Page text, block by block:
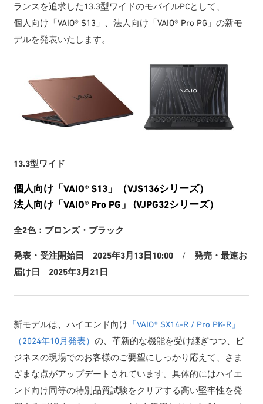
ランスを追求した13.3型ワイドのモバイルPCとして、
個人向け「VAIO® S13」、法人向け「VAIO® Pro PG」の新モ
デルを発表いたします。
13.3型ワイド
個人向け「VAIO® S13」（VJS136シリーズ）
法人向け「VAIO® Pro PG」 (VJPG32シリーズ）
全2色：ブロンズ・ブラック
発表・受注開始日 2025年3月13日10:00/ 発売・最速お
届け日 2025年3月21日
新モデルは、ハイエンド向け 「VAIO® SX14-R / Pro PK-R」
（2024年10月発表） の、革新的な機能を受け継ぎつつ、ビ
ジネスの現場でのお客様のご要望にしっかり応えて、さま
ざまな点がアップデートされています。具体的にはハイエ
ンド向け同等の特別品質試験をクリアする高い堅牢性を発